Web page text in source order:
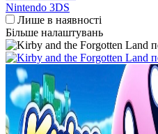
Nintendo 3DS
Лише в наявності
Більше налаштувань